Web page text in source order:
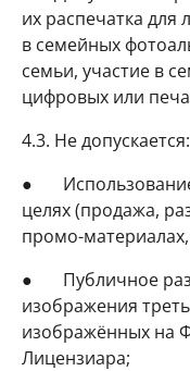
их распечатка
в семейных
семьи, участие в
цифровых или
4.3. Не допускается:
● Использование
целях (продажа,
промо-
● Публичное
изображения
изображённых на
Лицензиара;